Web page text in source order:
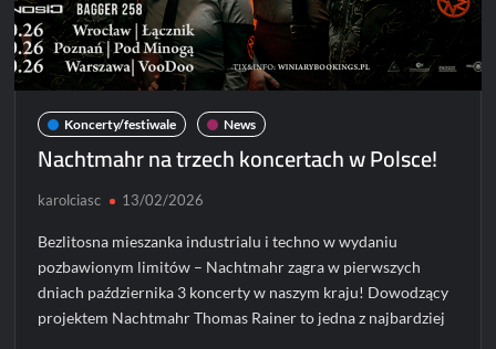
Koncerty/festiwale News
Nachtmahr na trzech koncertach w Polsce!
karolciasc 13/02/2026
Bezlitosna mieszanka industrialu i techno w wydaniu
pozbawionym limitów – Nachtmahr zagra w pierwszych
dniach października 3 koncerty w naszym kraju! Dowodzący
projektem Nachtmahr Thomas Rainer to jedna z najbardziej